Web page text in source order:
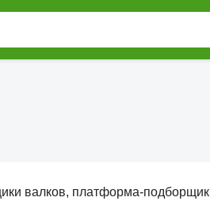
валков, платформа-подборщик